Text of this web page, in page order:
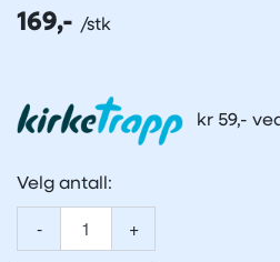
169,-
kr 59,-
Velg antall:
- +